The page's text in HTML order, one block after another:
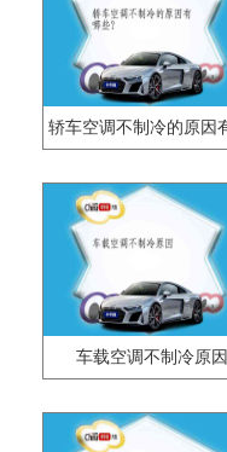
车载空调不制冷原因